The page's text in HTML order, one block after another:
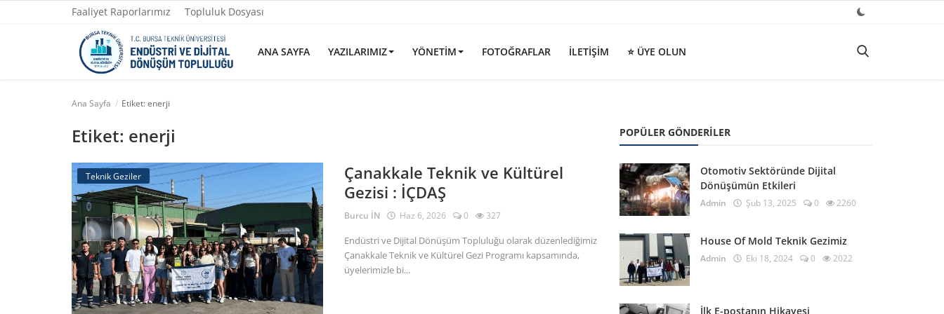
Faaliyet Raporlarımız Topluluk Dosyası
ANA SAYFA YAZILARIMIZ YÖNETIM FOTOĞRAFLAR İLETIŞIM ⭐ ÜYE OLUN
Topluluk Dosyası
Ana Sayfa Etiket: enerji
Etiket: enerji
Teknik Geziler
Çanakkale Teknik ve Kültürel
Gezisi : İÇDAŞ
Burcu İN Haz 6, 2026 0 327
Endüstri ve Dijital Dönüşüm Topluluğu olarak düzenlediğimiz
Çanakkale Teknik ve Kültürel Gezi Programı kapsamında,
üyelerimizle bi...
POPÜLER GÖNDERILER
Otomotiv Sektöründe Dijital
Dönüşümün Etkileri
Admin Şub 13, 2025 0 2260
House Of Mold Teknik Gezimiz
Admin Eki 18, 2024 0 2022
İlk E-postanın Hikayesi